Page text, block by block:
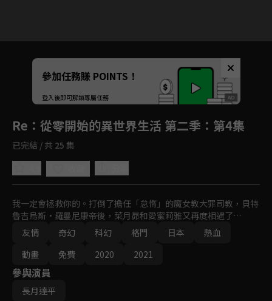
Unmute
如有不便請見諒
參加任務賺 POINTS！
登入後即可解鎖專屬任務
Re：從零開始的異世界生活 第二季 ：第4集
已完結 / 共 25 集
我一定會拯救你的。打倒了擔任「怠惰」的魔女教大罪司教，貝特
魯吉烏斯•羅曼尼康帝後，菜月昴和愛蜜莉雅又再度相遇了…
友情
奇幻 科幻 格鬥 日本
熱血
動畫
免費 2020 2021
參與演員
長月達平